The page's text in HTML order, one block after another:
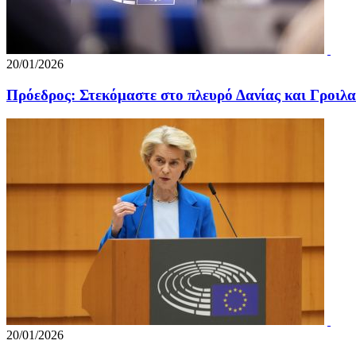
20/01/2026
Πρόεδρος: Στεκόμαστε στο πλευρό Δανίας και
20/01/2026